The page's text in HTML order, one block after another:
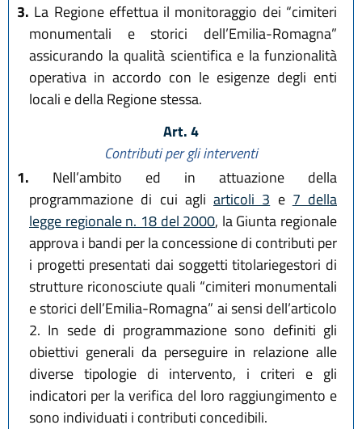
3. La Regione effettua il monitoraggio dei “cimiteri
monumentali e storici dell’Emilia-Romagna”
assicurando la qualità scientifica e la funzionalità
operativa in accordo con le esigenze degli enti
locali e della Regione stessa.
Art. 4
Contributi per gli interventi
1. Nell’ambito ed in attuazione della
programmazione di cui agli articoli 3 e 7 della
legge regionale n. 18 del 2000, la Giunta regionale
approva i bandi per la concessione di contributi per
i progetti presentati dai soggetti titolariegestori di
strutture riconosciute quali “cimiteri monumentali
e storici dell’Emilia-Romagna” ai sensi dell’articolo
2. In sede di programmazione sono definiti gli
obiettivi generali da perseguire in relazione alle
diverse tipologie di intervento, i criteri e gli
indicatori per la verifica del loro raggiungimento e
sono individuati i contributi concedibili.